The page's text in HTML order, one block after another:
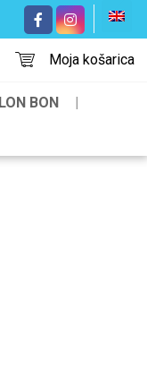
Moja košarica
BON